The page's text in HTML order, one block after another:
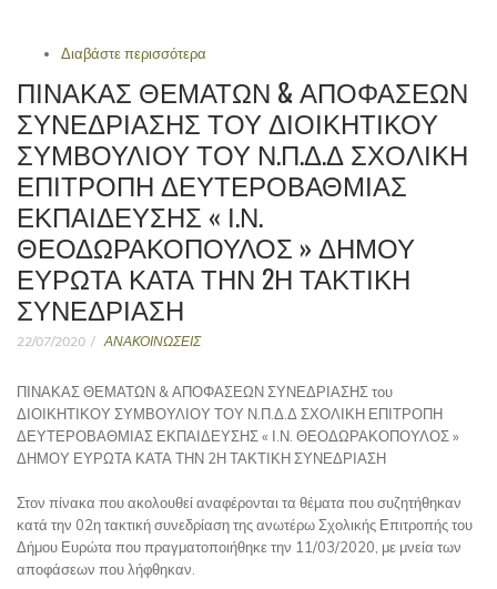
Διαβάστε περισσότερα
ΣΥΜΒΟΥΛΙΟΥ ΤΟΥ Ν.Π.Δ.Δ ΣΧΟΛΙΚΗ
ΕΠΙΤΡΟΠΗ ΔΕΥΤΕΡΟΒΑΘΜΙΑΣ
ΘΕΟΔΩΡΑΚΟΠΟΥΛΟΣ » ΔΗΜΟΥ ΕΥΡΩΤΑ
ΚΑΤΑ ΤΗΝ 3Η ΤΑΚΤΙΚΗ ΣΥΝΕΔΡΙΑΣΗ
ΠΙΝΑΚΑΣ ΘΕΜΑΤΩΝ & ΑΠΟΦΑΣΕΩΝ
ΣΥΝΕΔΡΙΑΣΗΣ ΤΟΥ ΔΙΟΙΚΗΤΙΚΟΥ
ΣΥΜΒΟΥΛΙΟΥ ΤΟΥ Ν.Π.Δ.Δ ΣΧΟΛΙΚΗ
ΕΠΙΤΡΟΠΗ ΔΕΥΤΕΡΟΒΑΘΜΙΑΣ
ΕΚΠΑΙΔΕΥΣΗΣ « Ι.Ν.
ΘΕΟΔΩΡΑΚΟΠΟΥΛΟΣ » ΔΗΜΟΥ
ΕΥΡΩΤΑ ΚΑΤΑ ΤΗΝ 2Η ΤΑΚΤΙΚΗ
ΣΥΝΕΔΡΙΑΣΗ
22/07/2020 ΑΝΑΚΟΙΝΩΣΕΙΣ
ΠΙΝΑΚΑΣ ΘΕΜΑΤΩΝ & ΑΠΟΦΑΣΕΩΝ ΣΥΝΕΔΡΙΑΣΗΣ του
ΔΙΟΙΚΗΤΙΚΟΥ ΣΥΜΒΟΥΛΙΟΥ ΤΟΥ Ν.Π.Δ.Δ ΣΧΟΛΙΚΗ ΕΠΙΤΡΟΠΗ
ΔΕΥΤΕΡΟΒΑΘΜΙΑΣ ΕΚΠΑΙΔΕΥΣΗΣ « Ι.Ν. ΘΕΟΔΩΡΑΚΟΠΟΥΛΟΣ »
ΔΗΜΟΥ ΕΥΡΩΤΑ ΚΑΤΑ ΤΗΝ 2Η ΤΑΚΤΙΚΗ ΣΥΝΕΔΡΙΑΣΗ
Στον πίνακα που ακολουθεί αναφέρονται τα θέματα που συζητήθηκαν
κατά την 02η τακτική συνεδρίαση της ανωτέρω Σχολικής Επιτροπής του
Δήμου Ευρώτα που πραγματοποιήθηκε την 11/03/2020, με μνεία των
αποφάσεων που λήφθηκαν.